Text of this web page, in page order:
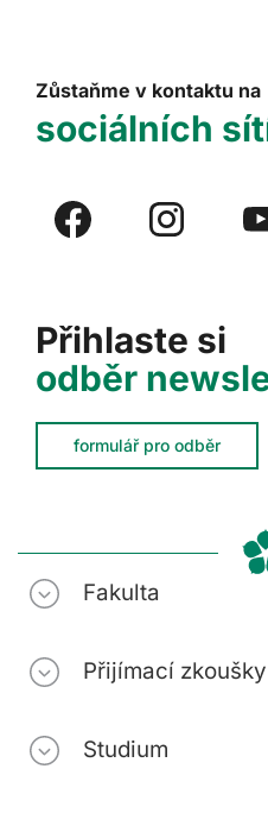
Přihlaste si
odběr
formulář pro odběr
Zůstaňme v kontaktu na
sociálních
Fakulta
Přijímací zkoušky
Studium